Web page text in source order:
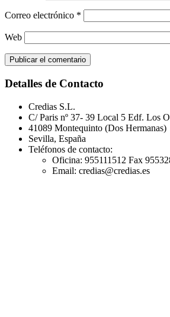
Correo electrónico *
Web
Footer
Detalles de Contacto
Credias S.L.
C/ Paris nº 37- 39 Local 5 Edf. Los
41089 Montequinto (Dos Hermanas)
Sevilla, España
Teléfonos de contacto:
Oficina: 955111512 Fax
Email: credias@credias.es